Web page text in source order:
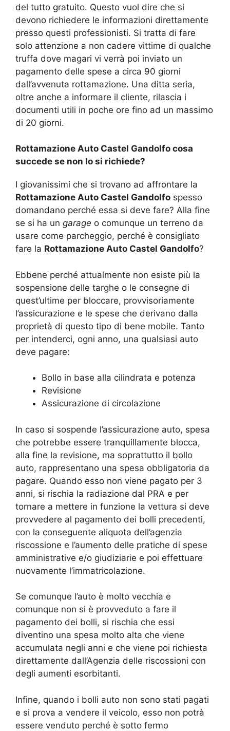
del tutto gratuito. Questo vuol dire che si
devono richiedere le informazioni direttamente
presso questi professionisti. Si tratta di fare
solo attenzione a non cadere vittime di qualche
truffa dove magari vi verrà poi inviato un
pagamento delle spese a circa 90 giorni
dall’avvenuta rottamazione. Una ditta seria,
oltre anche a informare il cliente, rilascia i
documenti utili in poche ore fino ad un massimo
di 20 giorni.
Rottamazione Auto Castel Gandolfo cosa
succede se non lo si richiede?
I giovanissimi che si trovano ad affrontare la
Rottamazione Auto Castel Gandolfo spesso
domandano perché essa si deve fare? Alla fine
se si ha un garage o comunque un terreno da
usare come parcheggio, perché è consigliato
fare la Rottamazione Auto Castel Gandolfo?
Ebbene perché attualmente non esiste più la
sospensione delle targhe o le consegne di
quest’ultime per bloccare, provvisoriamente
l’assicurazione e le spese che derivano dalla
proprietà di questo tipo di bene mobile. Tanto
per intenderci, ogni anno, una qualsiasi auto
deve pagare:
Bollo in base alla cilindrata e potenza
Revisione
Assicurazione di circolazione
In caso si sospende l’assicurazione auto, spesa
che potrebbe essere tranquillamente blocca,
alla fine la revisione, ma soprattutto il bollo
auto, rappresentano una spesa obbligatoria da
pagare. Quando esso non viene pagato per 3
anni, si rischia la radiazione dal PRA e per
tornare a mettere in funzione la vettura si deve
provvedere al pagamento dei bolli precedenti,
con la conseguente aliquota dell’agenzia
riscossione e l’aumento delle pratiche di spese
amministrative e/o giudiziarie e poi effettuare
nuovamente l’immatricolazione.
Se comunque l’auto è molto vecchia e
comunque non si è provveduto a fare il
pagamento dei bolli, si rischia che essi
diventino una spesa molto alta che viene
accumulata negli anni e che viene poi richiesta
direttamente dall’Agenzia delle riscossioni con
degli aumenti esorbitanti.
Infine, quando i bolli auto non sono stati pagati
e si prova a vendere il veicolo, esso non potrà
essere venduto perché è sotto fermo